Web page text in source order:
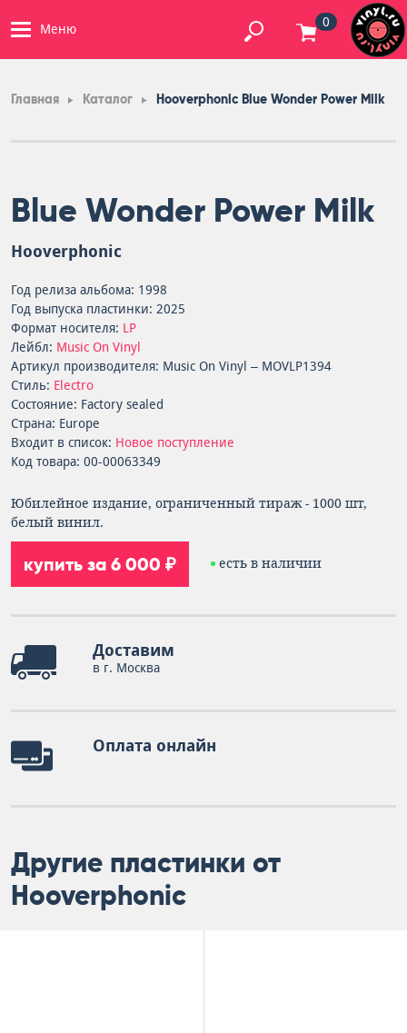
Меню 0
Главная Каталог Hooverphonic Blue Wonder Power Milk
Blue Wonder Power Milk
Hooverphonic
Год релиза альбома: 1998
Год выпуска пластинки: 2025
Формат носителя: LP
Лейбл: Music On Vinyl
Артикул производителя: Music On Vinyl – MOVLP1394
Стиль: Electro
Состояние: Factory sealed
Страна: Europe
Входит в список: Новое поступление
Код товара: 00-00063349
Юбилейное издание, ограниченный тираж - 1000 шт,
белый винил.
купить за 6 000 ₽ есть в наличии
Доставим
в г. Москва
Оплата онлайн
Другие пластинки от
Hooverphonic